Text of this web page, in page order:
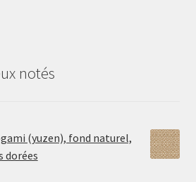
notés
(yuzen), fond naturel,
dorées